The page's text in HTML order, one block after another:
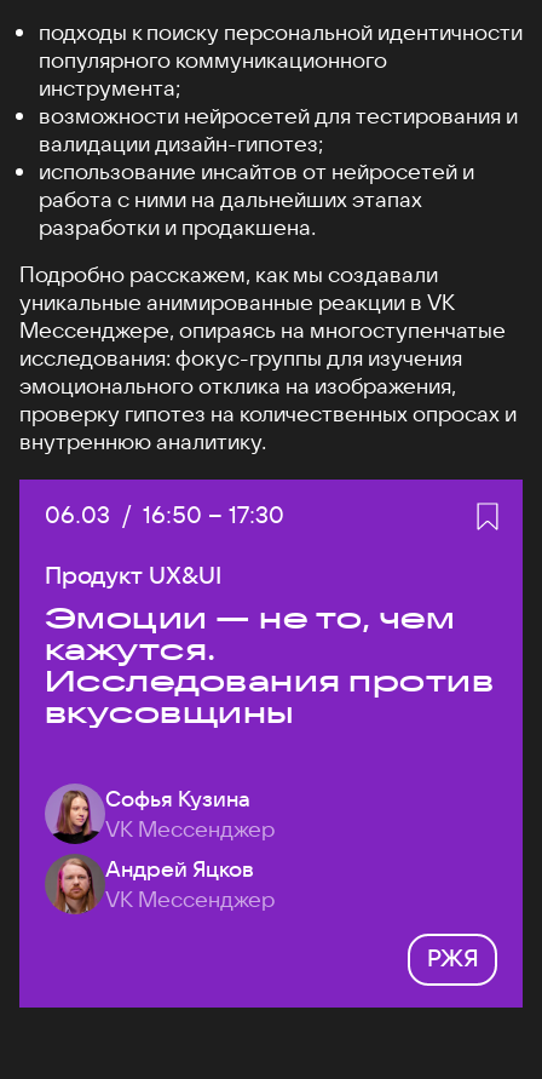
подходы к поиску персональной идентичности
популярного коммуникационного
инструмента;
возможности нейросетей для тестирования и
валидации дизайн-гипотез;
использование инсайтов от нейросетей и
работа с ними на дальнейших этапах
разработки и продакшена.
Подробно расскажем, как мы создавали
уникальные анимированные реакции в VK
Мессенджере, опираясь на многоступенчатые
исследования: фокус-группы для изучения
эмоционального отклика на изображения,
проверку гипотез на количественных опросах и
внутреннюю аналитику.
Дата:
06.03 / Начало:
16:50 – Конец:
17:30
Продукт UX&UI
Эмоции — не то, чем
кажутся.
Исследования против
вкусовщины
Софья Кузина
VK Мессенджер
Андрей Яцков
VK Мессенджер
РЖЯ